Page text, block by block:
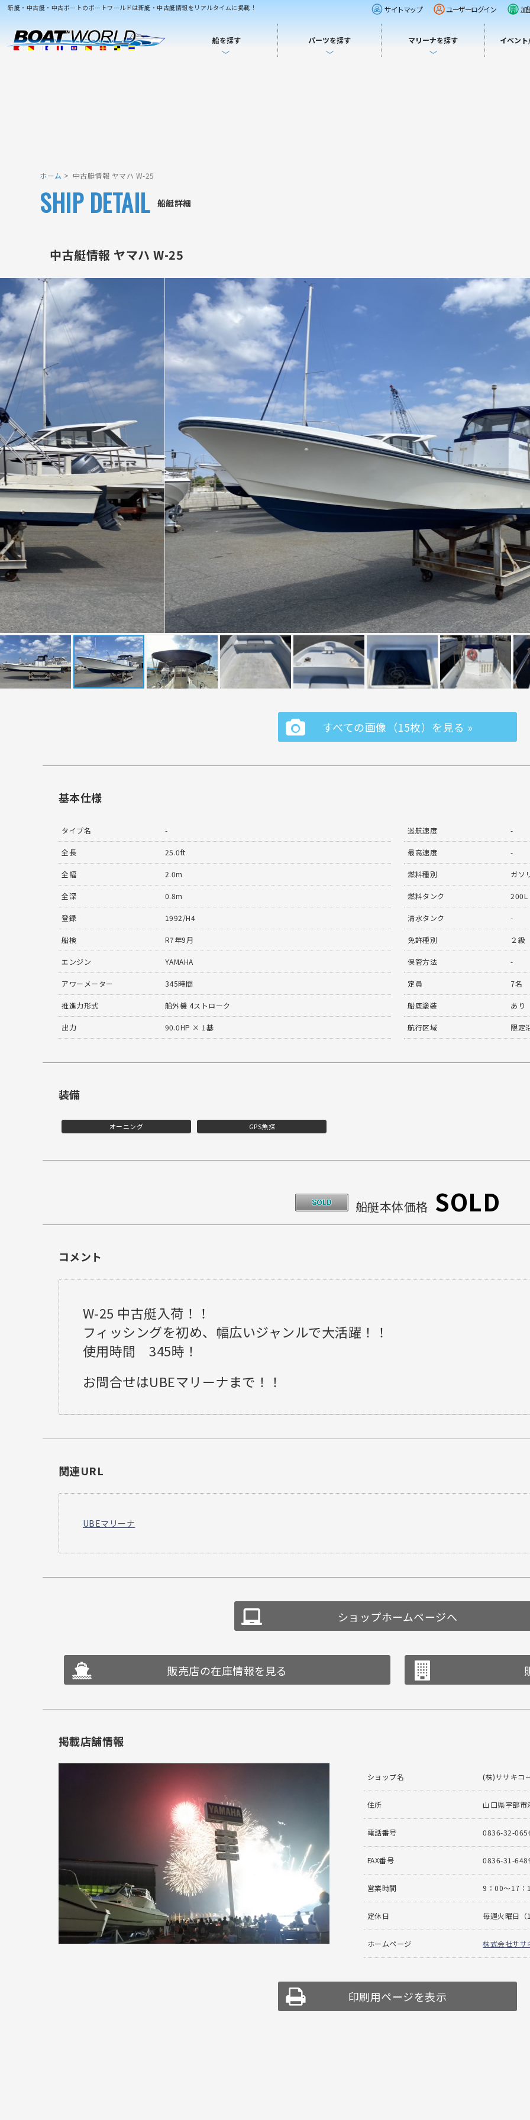
新艇・中古艇・中古ボートのボートワールドは新艇・中古艇情報をリアルタイムに掲載！ サイトマップ ユーザーログイン 加
船を探す パーツを探す マリーナを探す イベン
ホーム 中古艇情報 ヤマハ W-25
船艇詳細
SHIP DETAIL
中古艇情報 ヤマハ W-25
すべての画像（15枚）を見る »
基本仕様
タイプ名 -
全長 25.0ft
全幅 2.0m
全深 0.8m
登録 1992/H4
船検 R7年9月
エンジン YAMAHA
アワーメーター 345時間
推進力形式 船外機 4ストローク
出力 90.0HP × 1基
巡航速度 -
最高速度 -
燃料種別 ガソ
燃料タンク 200L
清水タンク -
免許種別 ２級
保管方法 -
定員 7名
船底塗装 あり
航行区域 限定
装備
オーニング GPS魚探
船艇本体価格 SOLD
コメント
W-25 中古艇入荷！！
フィッシングを初め、幅広いジャンルで大活躍！！
使用時間 345時！
お問合せはUBEマリーナまで！！
関連URL
UBEマリーナ
ショップホームページへ
販売店の在庫情報を見る
掲載店舗情報
ショップ名 (株)ササキコ
住所 山口県宇部
電話番号 0836-32-
FAX番号 0836-31-
営業時間 9：00〜17：
定休日 毎週火曜日（
ホームページ 株式会社ササ
印刷用ページを表示